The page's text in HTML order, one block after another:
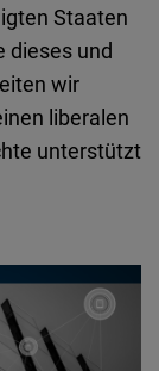
Staaten
dieses und
wir
liberalen
unterstützt